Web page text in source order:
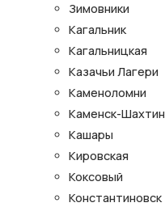
Зимовники
Кагальник
Кагальницкая
Казачьи Лагери
Каменоломни
Каменск-
Кашары
Кировская
Коксовый
Константиновск